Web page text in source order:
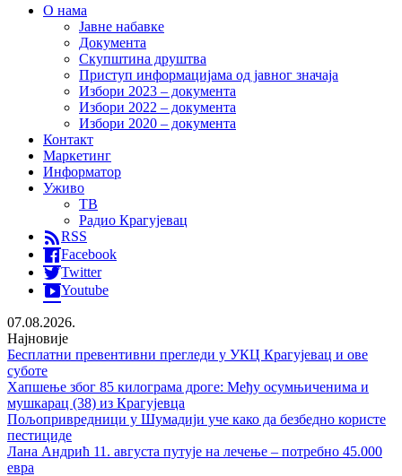
О нама
Јавне набавке
Документа
Скупштина друштва
Приступ информацијама од јавног значаја
Избори 2023 – документа
Избори 2022 – документа
Избори 2020 – документа
Контакт
Маркетинг
Информатор
Уживо
ТВ
Радио Крагујевац
RSS
Facebook
Twitter
Youtube
07.08.2026.
Најновије
Бесплатни превентивни прегледи у УКЦ Крагујевац и ове
суботе
Хапшење због 85 килограма дроге: Међу осумњиченима и
мушкарац (38) из Крагујевца
Пољопривредници у Шумадији уче како да безбедно користе
пестициде
Лана Андрић 11. августа путује на лечење – потребно 45.000
евра